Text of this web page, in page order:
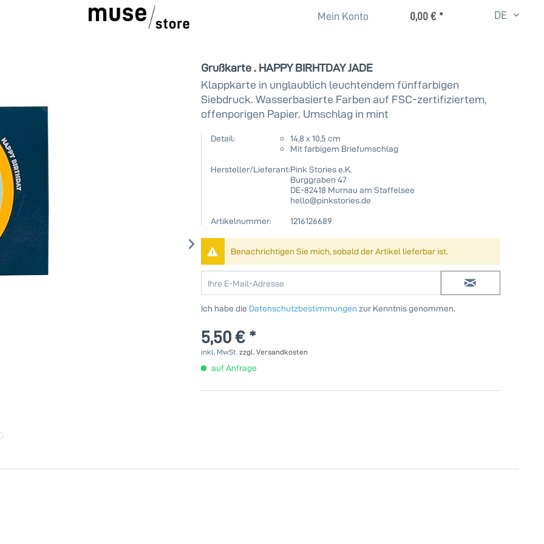
Mein Konto 0,00 € * DE
Grußkarte . HAPPY BIRHTDAY JADE
Klappkarte in unglaublich leuchtendem fünffarbigen
Siebdruck. Wasserbasierte Farben auf FSC-zertifiziertem,
offenporigen Papier. Umschlag in mint
Detail:
14,8 x 10,5 cm
Mit farbigem Briefumschlag
Hersteller/Lieferant:Pink Stories e.K.
Burggraben 47
DE-82418 Murnau am Staffelsee
hello@pinkstories.de
Artikelnummer:
1216126689
Benachrichtigen Sie mich, sobald der Artikel lieferbar ist.
Ich habe die Datenschutzbestimmungen zur Kenntnis genommen.
5,50 € *
inkl. MwSt. zzgl. Versandkosten
auf Anfrage